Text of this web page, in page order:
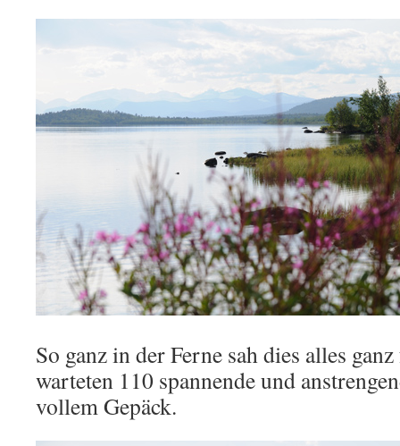
So ganz in der Ferne sah dies alles
warteten 110 spannende und
vollem Gepäck.